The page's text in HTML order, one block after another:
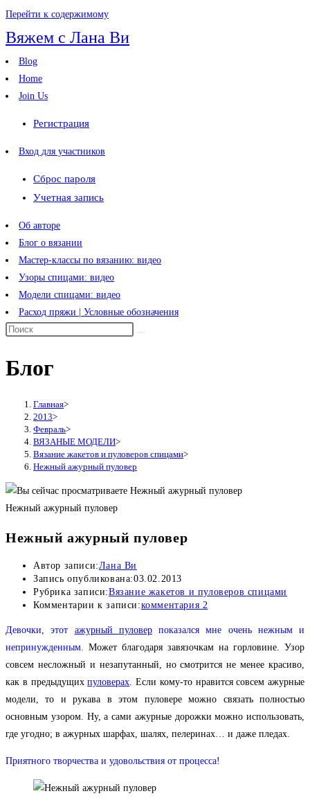
Перейти к содержимому
Вяжем с Лана Ви
Blog
Home
Join Us
Регистрация
Вход для участников
Сброс пароля
Учетная запись
Об авторе
Блог о вязании
Мастер-классы по вязанию: видео
Узоры спицами: видео
Модели спицами: видео
Расход пряжи | Условные обозначения
Блог
Главная>
2013>
Февраль>
ВЯЗАНЫЕ МОДЕЛИ>
Вязание жакетов и пуловеров спицами>
Нежный ажурный пуловер
Нежный ажурный пуловер
Нежный ажурный пуловер
Автор записи:Лана Ви
Запись опубликована:03.02.2013
Рубрика записи:Вязание жакетов и пуловеров спицами
Комментарии к записи:комментария 2
Девочки, этот ажурный пуловерпоказался мне очень нежным и
непринужденным. Может благодаря завязочкам на горловине. Узор
совсем несложный и незапутанный, но смотрится не менее красиво,
как в предыдущихпуловерах. Если кому-то нравится совсем ажурные
модели, то и рукава в этом пуловере можно связать полностью
основным узором. Ну, а сами ажурные дорожки можно использовать,
где угодно; в ажурных шарфах, шалях, пелеринах… и даже пледах.
Приятного творчества и удовольствия от процесса!